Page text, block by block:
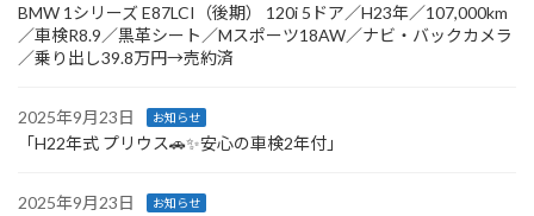
BMW 1シリーズ E87LCI（後期） 120i 5ドア／H23年／107,000km
／車検R8.9／黒革シート／Mスポーツ18AW／ナビ・バックカメラ
／乗り出し39.8万円→売約済
2025年9月23日 お知らせ
「H22年式 プリウス🚗✨安心の車検2年付」
2025年9月23日 お知らせ